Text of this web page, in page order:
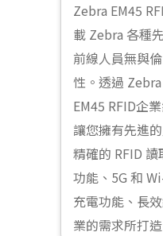
Zebra EM45
載 Zebra 各種
前線人員無與
性。透過
EM45 RFID企
讓您擁有先進
精確的 RFID
功能、5G 和
充電功能、長
業的需求所打造